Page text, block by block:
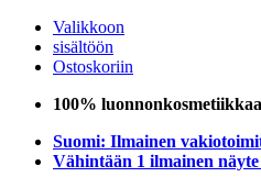
Valikkoon
sisältöön
Ostoskoriin
100% luonnonkosmetiikkaa
Suomi: Ilmainen
Vähintään 1 ilmainen näyte